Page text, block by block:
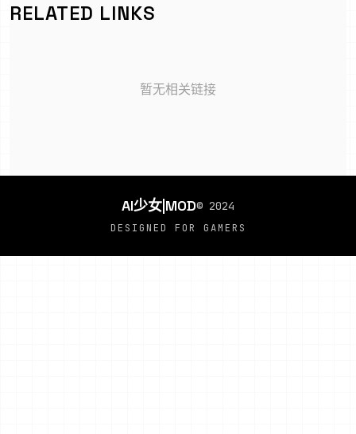
RELATED LINKS
暂无相关链接
AI少女|MOD© 2024
DESIGNED FOR GAMERS